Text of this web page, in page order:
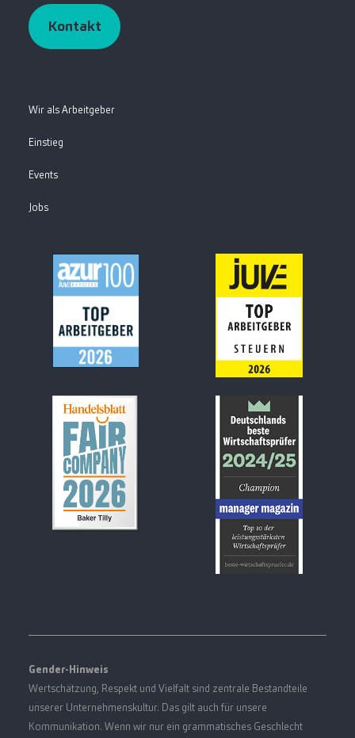
Kontakt
Wir als Arbeitgeber
Einstieg
Events
Jobs
Gender-Hinweis
Wertschätzung, Respekt und Vielfalt sind zentrale Bestandteile
unserer Unternehmenskultur. Das gilt auch für unsere
Kommunikation. Wenn wir nur ein grammatisches Geschlecht